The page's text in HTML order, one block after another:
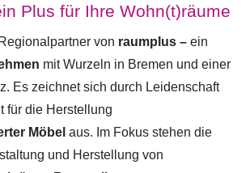
Plus für Ihre Wohn(t)räume
von raumplus – ein
mit Wurzeln in Bremen und einer
Es zeichnet sich durch Leidenschaft
für die Herstellung
Möbelaus. Im Fokus stehen die
und Herstellung von